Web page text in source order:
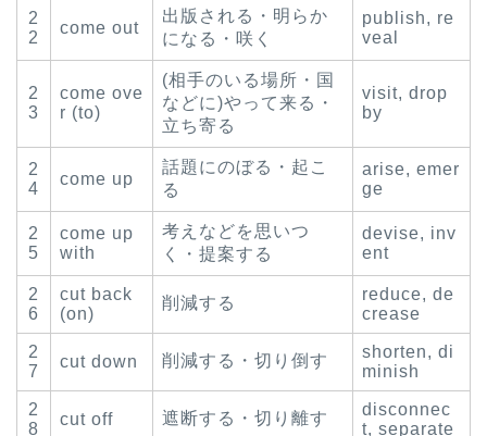
2
2
come out
出版される・明らか
になる・咲く
publish, re
veal
2
3
come ove
r (to)
(相手のいる場所・国
などに)やって来る・
立ち寄る
visit, drop
by
2
4
come up
話題にのぼる・起こ
る
arise, emer
ge
2
5
come up
with
考えなどを思いつ
く・提案する
devise, inv
ent
2
6
cut back
(on)
削減する
reduce, de
crease
2
7
cut down 削減する・切り倒す
shorten, di
minish
2
8
cut off 遮断する・切り離す
disconnec
t, separate